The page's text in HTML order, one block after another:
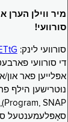
סורוועי!
סורוועי לינק:
די סורוועי
אפּלייען פאר